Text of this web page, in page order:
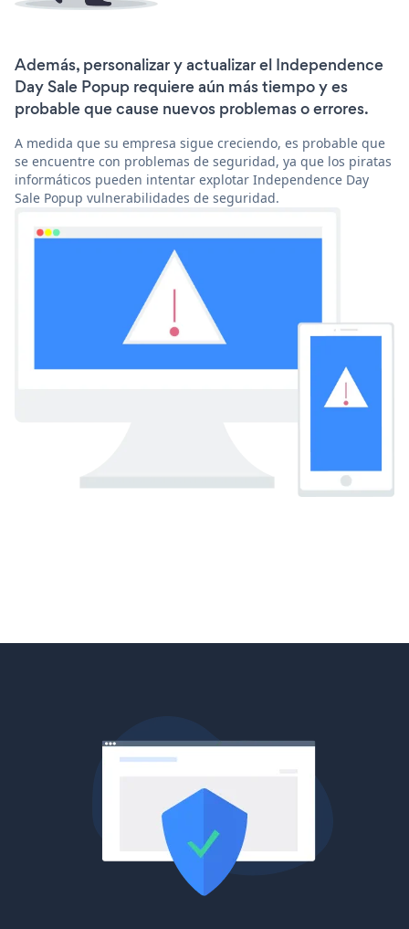
Además, personalizar y actualizar el Independence
Day Sale Popup requiere aún más tiempo y es
probable que cause nuevos problemas o errores.
A medida que su empresa sigue creciendo, es probable que
se encuentre con problemas de seguridad, ya que los piratas
informáticos pueden intentar explotar Independence Day
Sale Popup vulnerabilidades de seguridad.